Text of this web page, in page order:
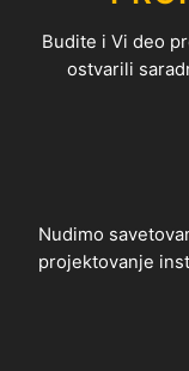
Budite i Vi deo
ostvarili
Nudimo
projektovanje